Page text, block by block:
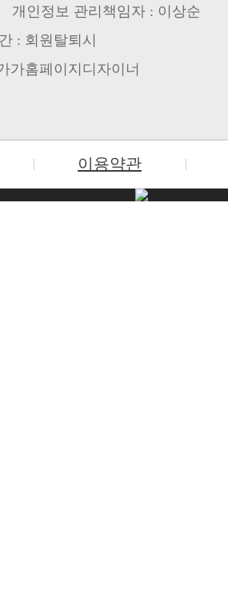
인정보 관리책임자 : 이상순
: 회원탈퇴시
가홈페이지디자이너
이용약관